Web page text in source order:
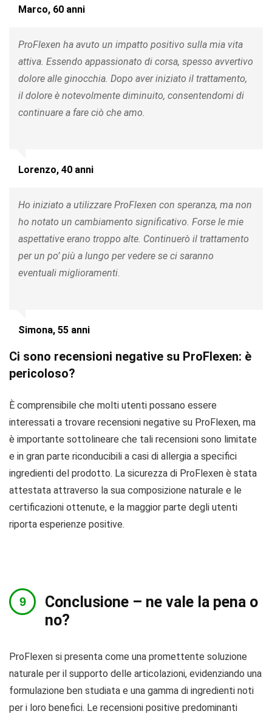
Marco, 60 anni
ProFlexen ha avuto un impatto positivo sulla mia vita
attiva. Essendo appassionato di corsa, spesso avvertivo
dolore alle ginocchia. Dopo aver iniziato il trattamento,
il dolore è notevolmente diminuito, consentendomi di
continuare a fare ciò che amo.
Lorenzo, 40 anni
Ho iniziato a utilizzare ProFlexen con speranza, ma non
ho notato un cambiamento significativo. Forse le mie
aspettative erano troppo alte. Continuerò il trattamento
per un po’ più a lungo per vedere se ci saranno
eventuali miglioramenti.
Simona, 55 anni
Ci sono recensioni negative su ProFlexen: è
pericoloso?
È comprensibile che molti utenti possano essere
interessati a trovare recensioni negative su ProFlexen, ma
è importante sottolineare che tali recensioni sono limitate
e in gran parte riconducibili a casi di allergia a specifici
ingredienti del prodotto. La sicurezza di ProFlexen è stata
attestata attraverso la sua composizione naturale e le
certificazioni ottenute, e la maggior parte degli utenti
riporta esperienze positive.
Conclusione – ne vale la pena o
no?
ProFlexen si presenta come una promettente soluzione
naturale per il supporto delle articolazioni, evidenziando una
formulazione ben studiata e una gamma di ingredienti noti
per i loro benefici. Le recensioni positive predominanti